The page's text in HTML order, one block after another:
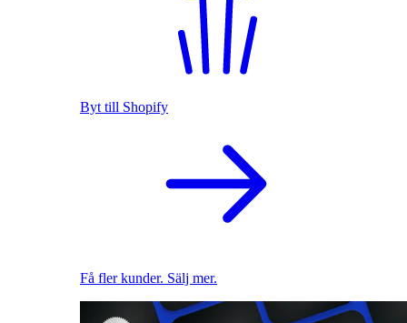
Byt till Shopify
Få fler kunder. Sälj mer.